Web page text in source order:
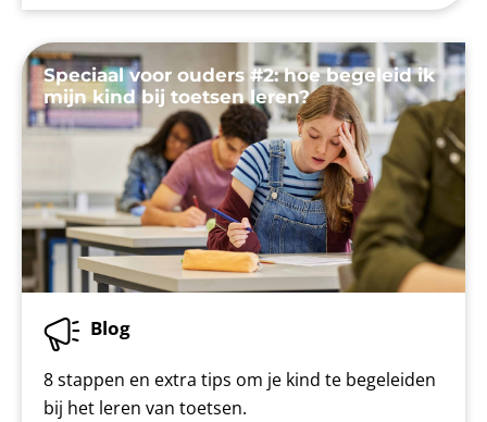
Speciaal voor ouders #2: hoe begeleid ik
mijn kind bij toetsen leren?
Blog
8 stappen en extra tips om je kind te begeleiden
bij het leren van toetsen.